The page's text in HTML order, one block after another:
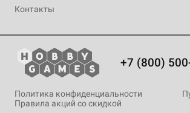
Контакты
+7 (800)
Политика конфиденциальности
Правила акций со скидкой